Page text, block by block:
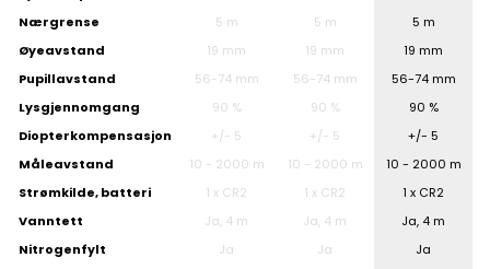
Nærgrense
5 m 5 m
5 m
Øyeavstand
19 mm 19 mm
19 mm
Pupillavstand
56-74 mm 56-74 mm
56-74 mm
Lysgjennomgang
90 % 90 %
90 %
Diopterkompensasjon
+/- 5 +/- 5
+/- 5
Måleavstand
10 - 2000 m 10 - 2000 m
10 - 2000 m
Strømkilde, batteri
1 x CR2 1 x CR2
1 x CR2
Vanntett
Ja, 4 m Ja, 4 m
Ja, 4 m
Nitrogenfylt
Ja Ja
Ja